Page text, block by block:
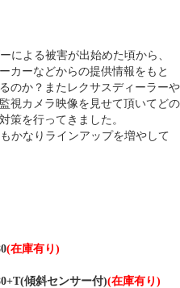
による被害が出始めた頃から、
カーなどからの提供情報をもと
のか？またレクサスディーラーや
視カメラ映像を見せて頂いてどの
策を行ってきました。
かなりラインアップを増やして
(在庫有り)
傾斜センサー付)(在庫有り)